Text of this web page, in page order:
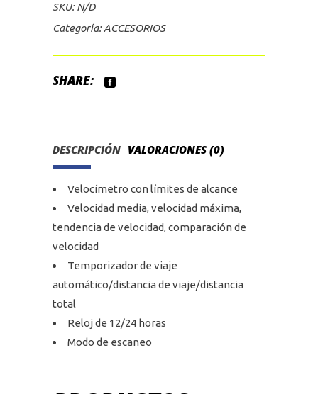
SKU:N/D
Categoría:ACCESORIOS
SHARE:
DESCRIPCIÓN VALORACIONES (0)
Velocímetro con límites de alcance
Velocidad media, velocidad máxima,
tendencia de velocidad, comparación de
velocidad
Temporizador de viaje
automático/distancia de viaje/distancia
total
Reloj de 12/24 horas
Modo de escaneo